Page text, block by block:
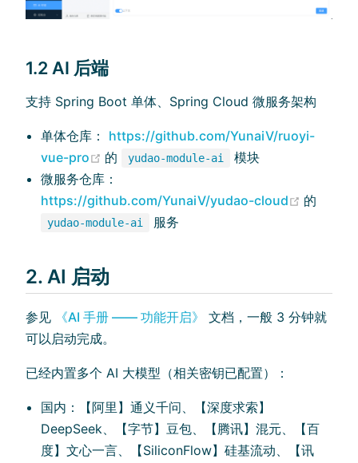
1.2 AI 后端
支持 Spring Boot 单体、Spring Cloud 微服务架构
单体仓库： https://github.com/YunaiV/ruoyi-
vue-pro
(opens new window)
的 yudao-module-ai
模块
微服务仓库：
https://github.com/YunaiV/yudao-cloud
(opens
的
yudao-module-ai 服务
2. AI 启动
参见 《AI 手册 —— 功能开启》
文档，一般 3 分钟就
可以启动完成。
已经内置多个 AI 大模型（相关密钥已配置）：
国内：【阿里】通义千问、【深度求索】
DeepSeek、【字节】豆包、【腾讯】混元、【百
度】文心一言、【SiliconFlow】硅基流动、【讯